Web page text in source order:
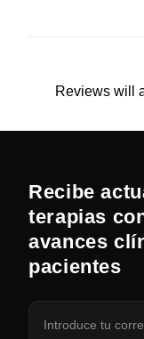
Reviews will
Recibe
terapias
avances
pacientes